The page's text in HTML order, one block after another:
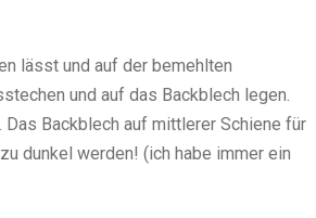
lässt und auf der bemehlten
und auf das Backblech legen.
Backblech auf mittlerer Schiene für
dunkel werden! (ich habe immer ein